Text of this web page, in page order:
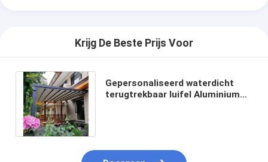
Krijg De Beste Prijs Voor
Gepersonaliseerd waterdicht
terugtrekbaar luifel Aluminium